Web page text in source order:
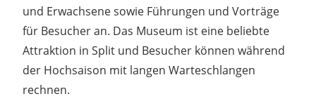
und Erwachsene sowie Führungen und Vorträge
für Besucher an. Das Museum ist eine beliebte
Attraktion in Split und Besucher können während
der Hochsaison mit langen Warteschlangen
rechnen.